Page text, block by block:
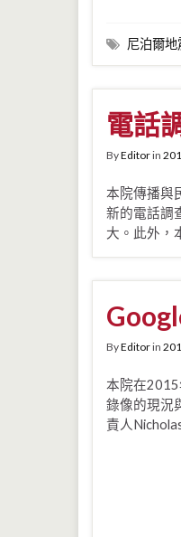
尼泊爾地
電話
ByEditorin
本院傳播與
新的電話調
大。此外，
ByEditorin
本院在
錄像的現況
責人